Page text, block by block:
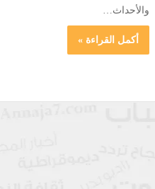
والأحداث…
أكمل القراءة »